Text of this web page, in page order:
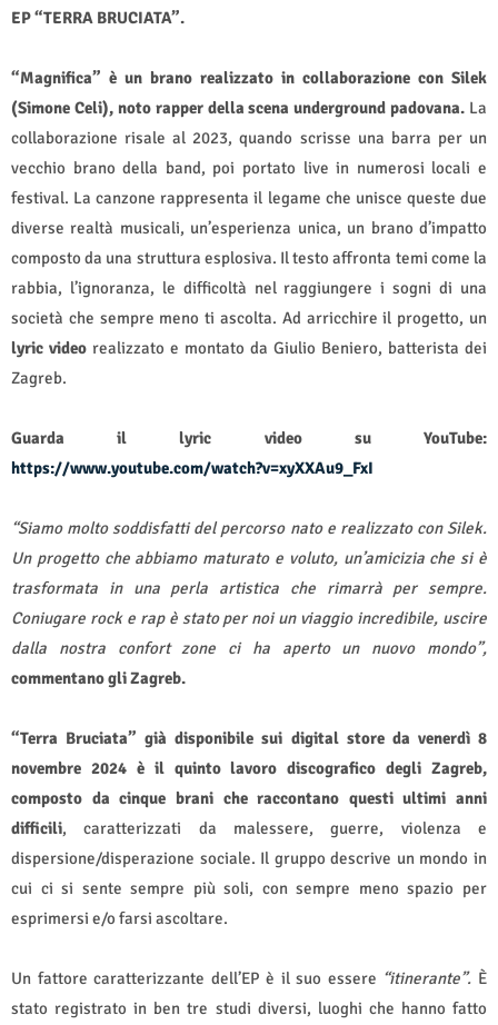
EP “TERRA BRUCIATA”.
“Magnifica” è un brano realizzato in collaborazione con Silek
(Simone Celi), noto rapper della scena underground padovana. La
collaborazione risale al 2023, quando scrisse una barra per un
vecchio brano della band, poi portato live in numerosi locali e
festival. La canzone rappresenta il legame che unisce queste due
diverse realtà musicali, un’esperienza unica, un brano d’impatto
composto da una struttura esplosiva. Il testo affronta temi come la
rabbia, l’ignoranza, le difficoltà nel raggiungere i sogni di una
società che sempre meno ti ascolta. Ad arricchire il progetto, un
lyric video realizzato e montato da Giulio Beniero, batterista dei
Zagreb.
Guarda il lyric video su YouTube:
https://www.youtube.com/watch?v=xyXXAu9_FxI
“Siamo molto soddisfatti del percorso nato e realizzato con Silek.
Un progetto che abbiamo maturato e voluto, un’amicizia che si è
trasformata in una perla artistica che rimarrà per sempre.
Coniugare rock e rap è stato per noi un viaggio incredibile, uscire
dalla nostra confort zone ci ha aperto un nuovo mondo”,
commentano gli Zagreb.
“Terra Bruciata” già disponibile sui digital store da venerdì 8
novembre 2024 è il quinto lavoro discografico degli Zagreb,
composto da cinque brani che raccontano questi ultimi anni
difficili, caratterizzati da malessere, guerre, violenza e
dispersione/disperazione sociale. Il gruppo descrive un mondo in
cui ci si sente sempre più soli, con sempre meno spazio per
esprimersi e/o farsi ascoltare.
Un fattore caratterizzante dell’EP è il suo essere “itinerante”. È
stato registrato in ben tre studi diversi, luoghi che hanno fatto